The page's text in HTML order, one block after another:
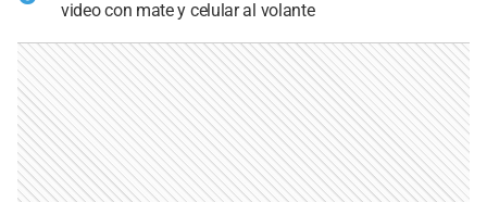
video con mate y celular al volante